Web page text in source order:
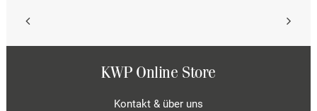
KWP Online Store
Kontakt & über uns